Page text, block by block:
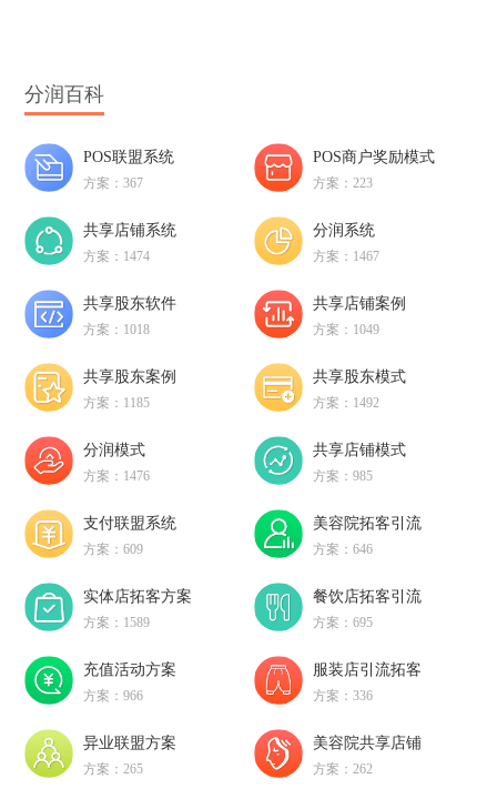
分润百科
POS联盟系统
方案：367
POS商户奖励模式
方案：223
共享店铺系统
方案：1474
分润系统
方案：1467
共享股东软件
方案：1018
共享店铺案例
方案：1049
共享股东案例
方案：1185
共享股东模式
方案：1492
分润模式
方案：1476
共享店铺模式
方案：985
支付联盟系统
方案：609
美容院拓客引流
方案：646
实体店拓客方案
方案：1589
餐饮店拓客引流
方案：695
充值活动方案
方案：966
服装店引流拓客
方案：336
异业联盟方案
方案：265
美容院共享店铺
方案：262